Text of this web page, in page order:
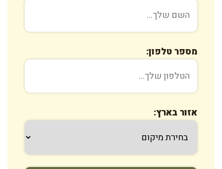
מספר טלפון:
אזור בארץ: